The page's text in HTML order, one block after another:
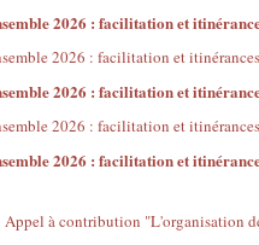
2026 : facilitation et
2026 : facilitation et
2026 : facilitation et